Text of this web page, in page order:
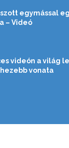
egymással
– Videó
videón a világ
vonata